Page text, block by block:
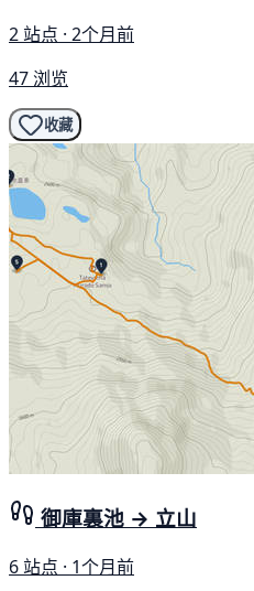
2 站点 · 2个月前
47 浏览
收藏
御庫裏池 → 立山
6 站点 · 1个月前